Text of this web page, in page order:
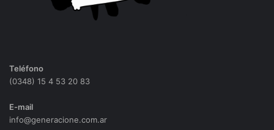
Teléfono
(0348) 15 4 53 20 83
E-mail
info@generacione.com.ar